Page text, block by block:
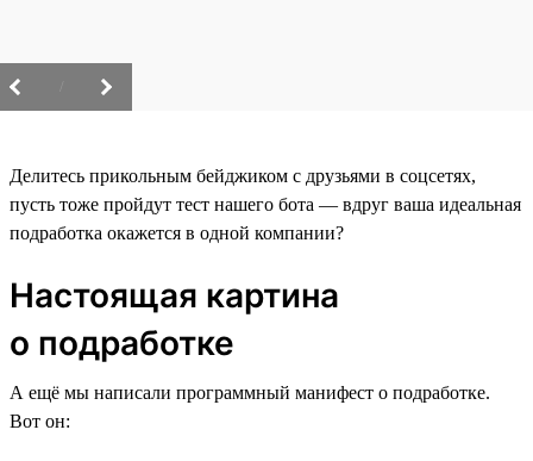
Делитесь прикольным бейджиком с друзьями в соцсетях,
пусть тоже пройдут тест нашего бота — вдруг ваша идеальная
подработка окажется в одной компании?
Настоящая картина
о подработке
А ещё мы написали программный манифест о подработке.
Вот он: